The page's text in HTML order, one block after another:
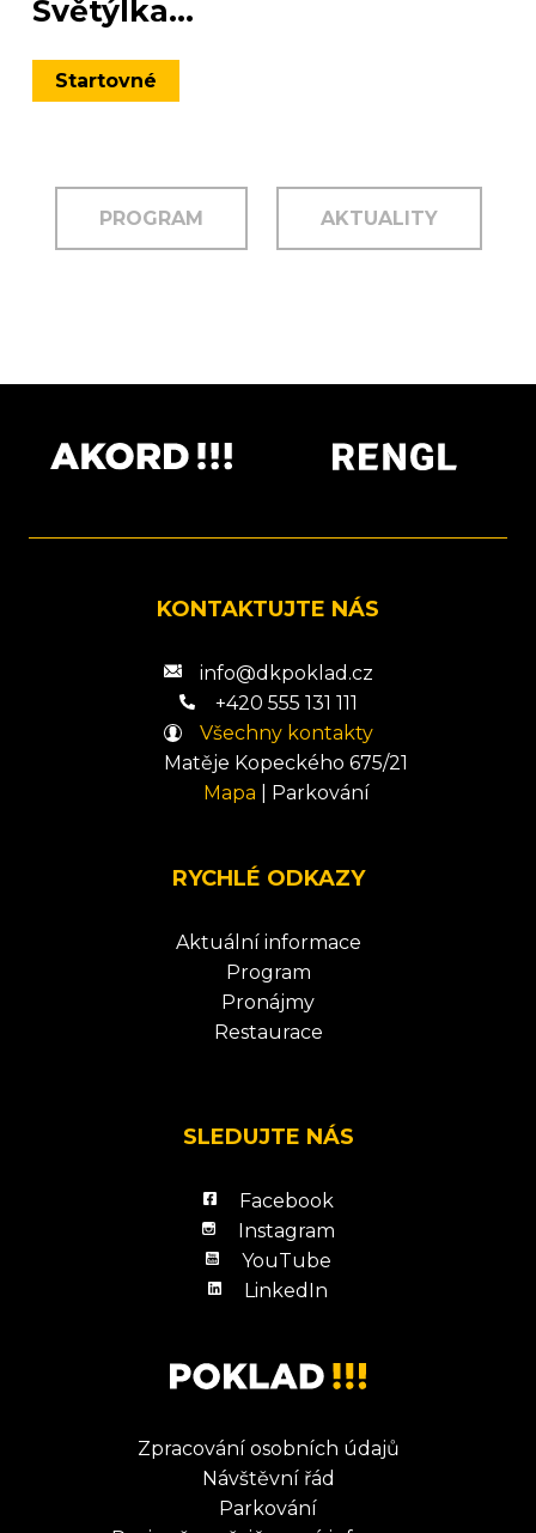
Světýlka...
Startovné
PROGRAM AKTUALITY
KONTAKTUJTE NÁS
info@dkpoklad.cz
+420 555 131 111
Všechny kontakty
Matěje Kopeckého 675/21
Mapa
Parkování
RYCHLÉ ODKAZY
Aktuální informace
Program
Pronájmy
Restaurace
SLEDUJTE NÁS
Facebook
Instagram
YouTube
LinkedIn
Zpracování osobních údajů
Návštěvní řád
Parkování